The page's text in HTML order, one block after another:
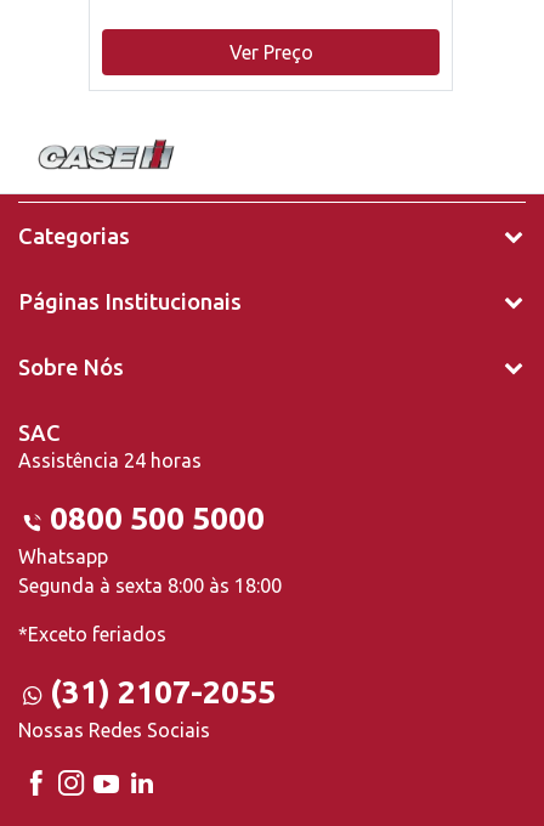
Ver Preço
Categorias
Páginas Institucionais
Sobre Nós
SAC
Assistência 24 horas
0800 500 5000
Whatsapp
Segunda à sexta 8:00 às 18:00
*Exceto feriados
(31) 2107-2055
Nossas Redes Sociais